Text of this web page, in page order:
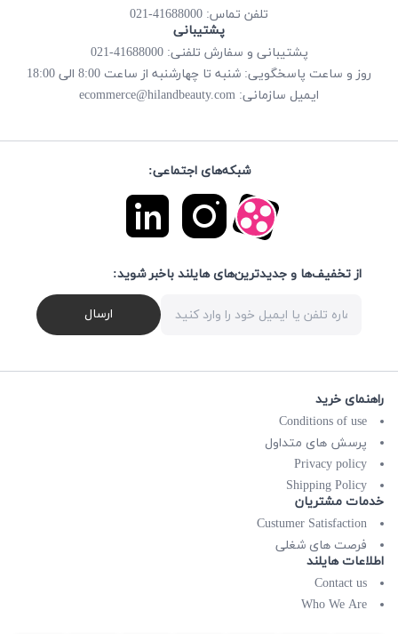
تلفن تماس: 41688000-021
پشتیبانی
پشتیبانی و سفارش تلفنی: 41688000-021
روز و ساعت پاسخگویی: شنبه تا چهارشنبه از ساعت 8:00 الی 18:00
ایمیل سازمانی: ecommerce@hilandbeauty.com
شبکه‌های اجتماعی:
از تخفیف‌ها و جدیدترین‌های هایلند باخبر شوید:
ارسال
راهنمای خرید
Conditions of use
پرسش های متداول
Privacy policy
Shipping Policy
خدمات مشتریان
Custumer Satisfaction
فرصت های شغلی
اطلاعات هایلند
Contact us
Who We Are